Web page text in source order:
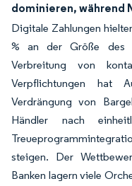
dominieren, während
Digitale Zahlungen
% an der Größe des
Verbreitung von
Verpflichtungen hat
Verdrängung von
Händler nach
steigen. Der
Banken lagern viele